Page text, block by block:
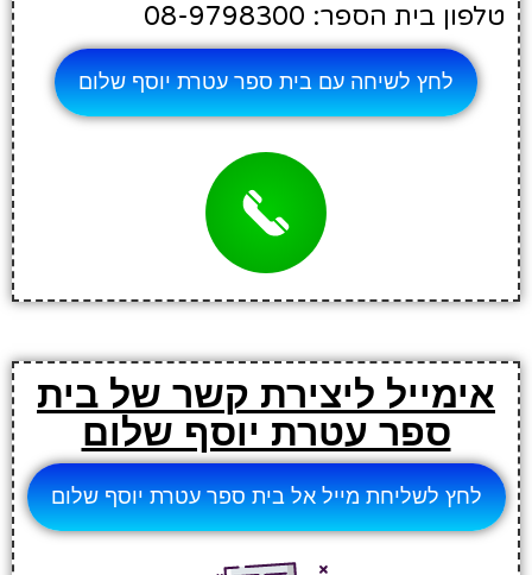
טלפון בית הספר: 08-9798300
לחץ לשיחה עם בית ספר עטרת יוסף שלום
אימייל ליצירת קשר של בית
ספר עטרת יוסף שלום
לחץ לשליחת מייל אל בית ספר עטרת יוסף שלום